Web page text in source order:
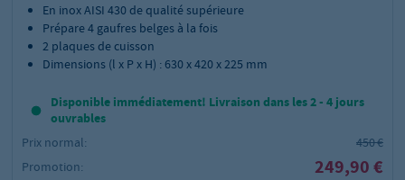
En inox AISI 430 de qualité supérieure
Prépare 4 gaufres belges à la fois
2 plaques de cuisson
Dimensions (l x P x H) : 630 x 420 x 225 mm
Disponible immédiatement! Livraison dans les 2 - 4 jours
ouvrables
Prix normal:
450 €
Promotion:
249,90 €